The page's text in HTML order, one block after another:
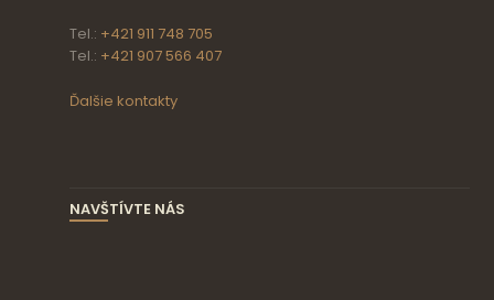
Tel.: +421 911 748 705
Tel.: +421 907 566 407
Ďalšie kontakty
NAVŠTÍVTE NÁS